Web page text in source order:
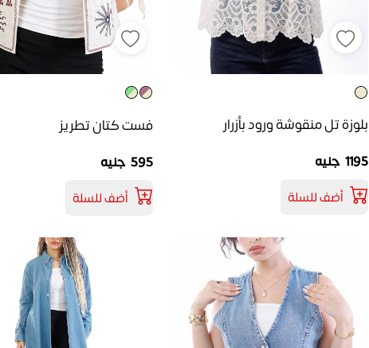
بلوزة تل منقوشة ورود بأزرار
1195 جنيه
أضف للسلة
فست كتان تطريز
595 جنيه
أضف للسلة